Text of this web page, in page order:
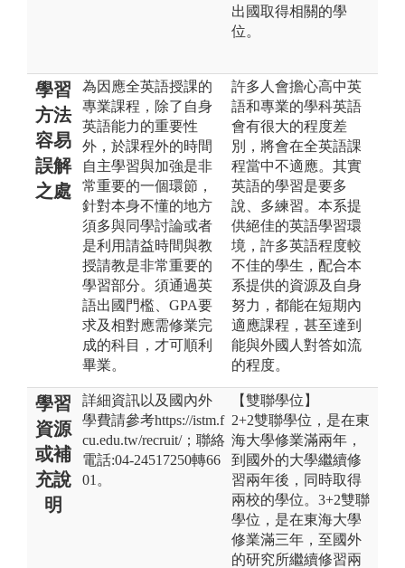
出國取得相關的學
位。
學習
方法
容易
誤解
之處
為因應全英語授課的
專業課程，除了自身
英語能力的重要性
外，於課程外的時間
自主學習與加強是非
常重要的一個環節，
針對本身不懂的地方
須多與同學討論或者
是利用請益時間與教
授請教是非常重要的
學習部分。須通過英
語出國門檻、GPA要
求及相對應需修業完
成的科目，才可順利
畢業。
許多人會擔心高中英
語和專業的學科英語
會有很大的程度差
別，將會在全英語課
程當中不適應。其實
英語的學習是要多
說、多練習。本系提
供絕佳的英語學習環
境，許多英語程度較
不佳的學生，配合本
系提供的資源及自身
努力，都能在短期內
適應課程，甚至達到
能與外國人對答如流
的程度。
學習
資源
或補
充說
明
詳細資訊以及國內外
學費請參考https://istm.f
cu.edu.tw/recruit/；聯絡
電話:04-24517250轉66
01。
【雙聯學位】
2+2雙聯學位，是在東
海大學修業滿兩年，
到國外的大學繼續修
習兩年後，同時取得
兩校的學位。3+2雙聯
學位，是在東海大學
修業滿三年，至國外
的研究所繼續修習兩